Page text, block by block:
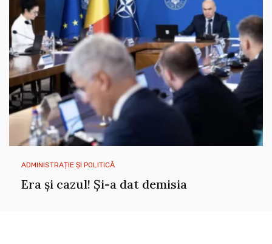
ADMINISTRAȚIE ȘI POLITICĂ
Era și cazul! Și-a dat demisia